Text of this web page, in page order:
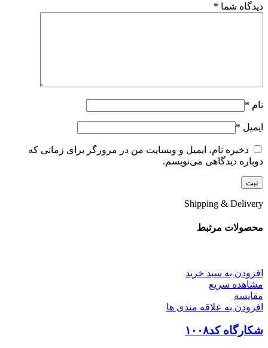
دیدگاه شما *
نام *
ایمیل *
ذخیره نام، ایمیل و وبسایت من در مرورگر برای زمانی که
دوباره دیدگاهی می‌نویسم.
Shipping & Delivery
محصولات مرتبط
افزودن به سبد خرید
مشاهده سریع
مقایسه
افزودن به علاقه مندی ها
شکارگاه کد۱۰۰۸